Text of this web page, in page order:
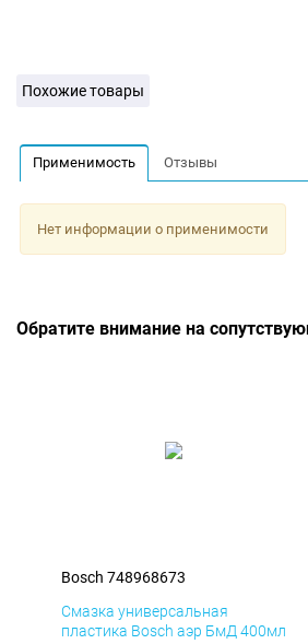
Похожие товары
Применимость Отзывы
Нет информации о применимости
Обратите внимание на
Bosch 748968673
Смазка универсальная
пластика Bosch аэр БмД 400мл